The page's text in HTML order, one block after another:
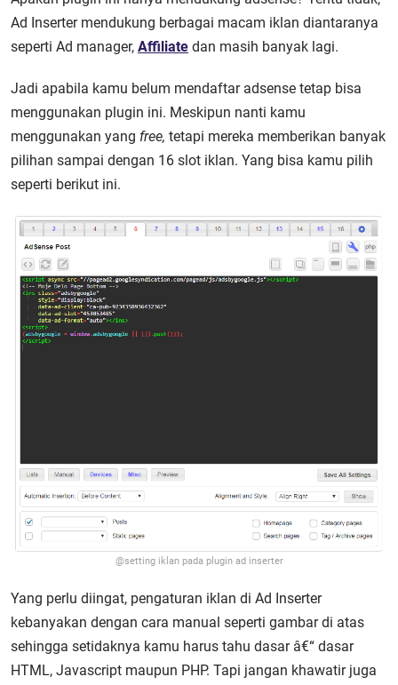
Ad Inserter mendukung berbagai macam iklan diantaranya
seperti Ad manager, Affiliate dan masih banyak lagi.
Jadi apabila kamu belum mendaftar adsense tetap bisa
menggunakan plugin ini. Meskipun nanti kamu
menggunakan yang free, tetapi mereka memberikan banyak
pilihan sampai dengan 16 slot iklan. Yang bisa kamu pilih
seperti berikut ini.
@setting iklan pada plugin ad inserter
Yang perlu diingat, pengaturan iklan di Ad Inserter
kebanyakan dengan cara manual seperti gambar di atas
sehingga setidaknya kamu harus tahu dasar â€“ dasar
HTML, Javascript maupun PHP. Tapi jangan khawatir juga